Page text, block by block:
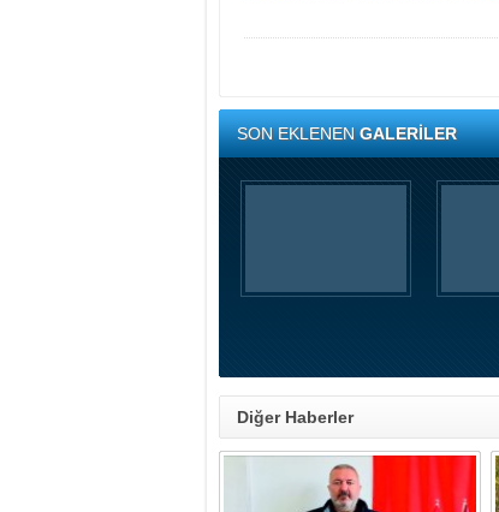
SON EKLENENGALERİLER
Diğer Haberler